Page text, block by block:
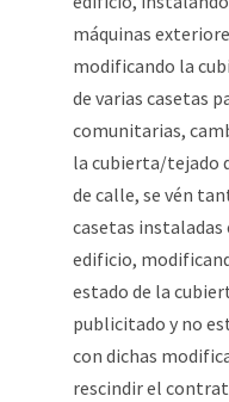
máquinas
modificando la
de varias casetas
comunitarias,
la cubierta/tejado
de calle, se vén
casetas
edificio,
estado de la
publicitado y no
con dichas
rescindir el